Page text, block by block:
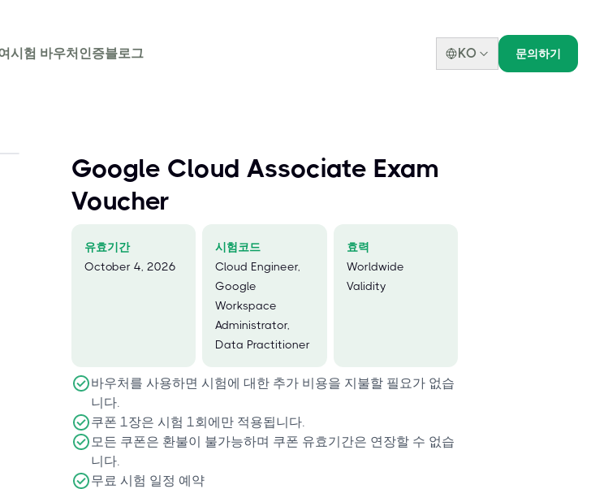
시험 바우처 인증블로그 KO 문의하기
Google Cloud Associate Exam
Voucher
유효기간
October 4, 2026
시험코드
Cloud Engineer,
Google
Workspace
Administrator,
Data Practitioner
효력
Worldwide
Validity
바우처를 사용하면 시험에 대한 추가 비용을 지불할 필요가 없습
니다.
쿠폰 1장은 시험 1회에만 적용됩니다.
모든 쿠폰은 환불이 불가능하며 쿠폰 유효기간은 연장할 수 없습
니다.
무료 시험 일정 예약